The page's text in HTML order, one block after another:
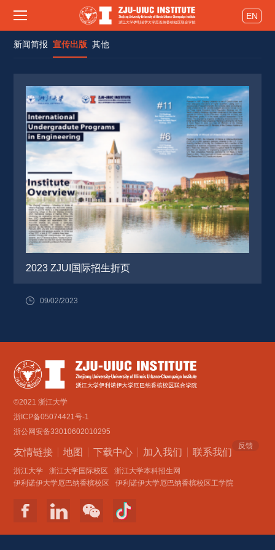
EN
新闻简报 宣传出版 其他
2023 ZJUI国际招生折页
09/02/2023
©2021 浙江大学
浙ICP备05074421号-1
浙公网安备33010602010295
友情链接 地图 下载中心 加入我们 联系我们
反馈
浙江大学 浙江大学国际校区
浙江大学本科招生网
伊利诺伊大学厄巴纳香槟校区
伊利诺伊大学厄巴纳香槟校区工学院